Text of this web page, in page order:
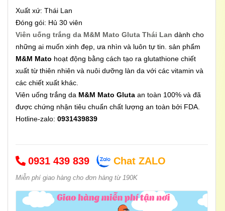
Xuất xứ: Thái Lan
Đóng gói: Hủ 30 viên
Viên uống trắng da M&M Mato Gluta Thái Lan dành cho
những ai muốn xinh đẹp, ưa nhìn và luôn tự tin. sản phẩm
M&M Mato hoạt động bằng cách tạo ra glutathione chiết
xuất từ ​​thiên nhiên và nuôi dưỡng làn da với các vitamin và
các chiết xuất khác.
Viên uống trắng da M&M Mato Gluta an toàn 100% và đã
được chứng nhận tiêu chuẩn chất lượng an toàn bởi FDA.
Hotline-zalo: 0931439839
0931 439 839 Chat ZALO
Miễn phí giao hàng cho đơn hàng từ 190K